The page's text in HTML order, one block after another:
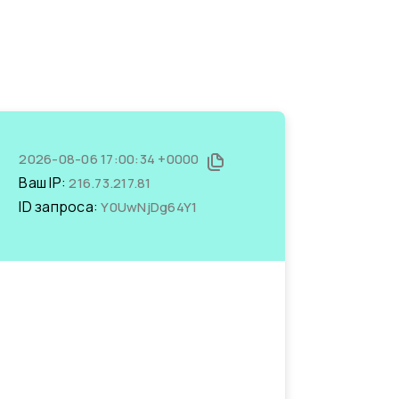
2026-08-06 17:00:34 +0000
Ваш IP:216.73.217.81
ID запроса:Y0UwNjDg64Y1